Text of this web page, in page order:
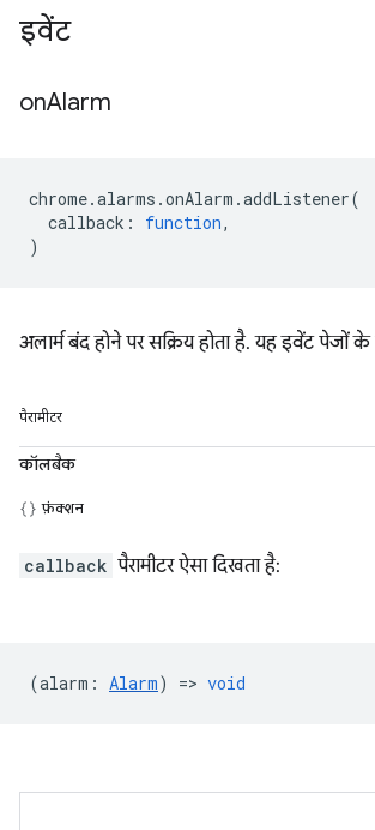
इवेंट
onAlarm
chrome.alarms .onAlarm .addListener(
callback : function,
)
अलार्म बंद होने पर सक्रिय होता है. यह इवेंट पेजों के
पैरामीटर
कॉलबैक
फ़ंक्शन
callback पैरामीटर ऐसा दिखता है:
(alarm : Alarm) => void